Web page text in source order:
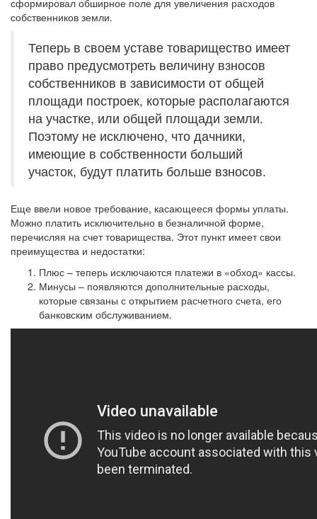
сформировал обширное поле для увеличения расходов
собственников земли.
Теперь в своем уставе товарищество имеет
право предусмотреть величину взносов
собственников в зависимости от общей
площади построек, которые располагаются
на участке, или общей площади земли.
Поэтому не исключено, что дачники,
имеющие в собственности больший
участок, будут платить больше взносов.
Еще ввели новое требование, касающееся формы уплаты.
Можно платить исключительно в безналичной форме,
перечисляя на счет товарищества. Этот пункт имеет свои
преимущества и недостатки:
Плюс – теперь исключаются платежи в «обход» кассы.
Минусы – появляются дополнительные расходы,
которые связаны с открытием расчетного счета, его
банковским обслуживанием.